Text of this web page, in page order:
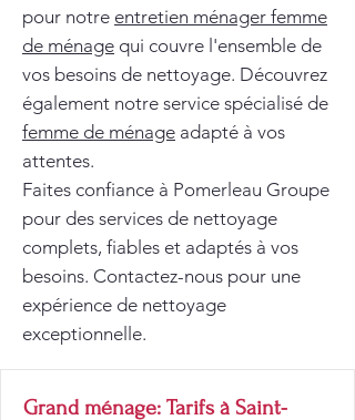
pour notre entretien ménager femme
de ménage qui couvre l'ensemble de
vos besoins de nettoyage. Découvrez
également notre service spécialisé de
femme de ménage adapté à vos
attentes.
Faites confiance à Pomerleau Groupe
pour des services de nettoyage
complets, fiables et adaptés à vos
besoins. Contactez-nous pour une
expérience de nettoyage
exceptionnelle.
Grand ménage: Tarifs à Saint-